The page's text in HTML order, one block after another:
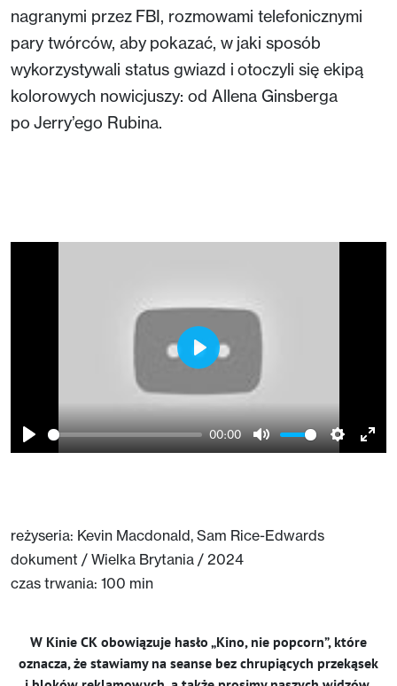
nagranymi przez FBI, rozmowami telefonicznymi
pary twórców, aby pokazać, w jaki sposób
wykorzystywali status gwiazd i otoczyli się ekipą
kolorowych nowicjuszy: od Allena Ginsberga
po Jerry’ego Rubina.
Play
00:00
Mute Settings
Play
reżyseria: Kevin Macdonald, Sam Rice-Edwards
dokument / Wielka Brytania / 2024
czas trwania: 100 min
W Kinie CK obowiązuje hasło „Kino, nie popcorn”, które
oznacza, że stawiamy na seanse bez chrupiących przekąsek